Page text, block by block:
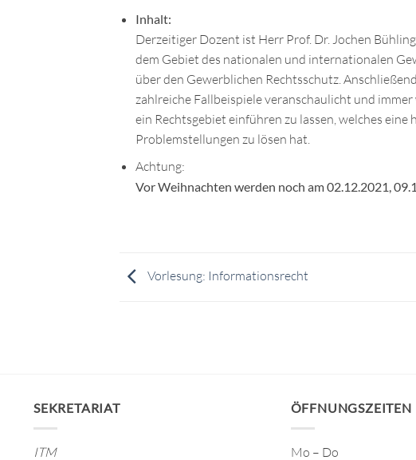
Inhalt:
Derzeitiger Dozent ist Herr Prof. Dr. Jochen
dem Gebiet des nationalen und internationalen
über den Gewerblichen Rechtsschutz.
zahlreiche Fallbeispiele veranschaulicht und
ein Rechtsgebiet einführen zu lassen, welches
Problemstellungen zu lösen hat.
Achtung:
Vor Weihnachten werden noch am 02.12.2021,
Vorlesung: Informationsrecht
SEKRETARIAT
ITM
ÖFFNUNGSZEITEN
Mo – Do